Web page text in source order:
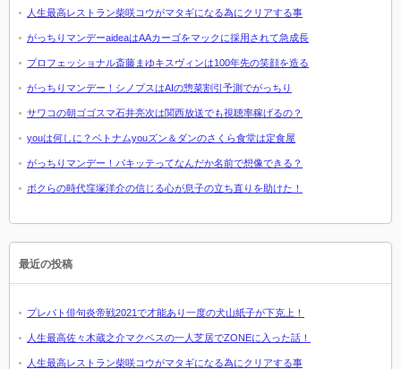
人生最高レストラン柴咲コウがマタギになる為にクリアする事
がっちりマンデーaideaはAAカーゴをマックに採用されて急成長
プロフェッショナル斎藤まゆキスヴィンは100年先の笑顔を造る
がっちりマンデー！シノプスはAIの惣菜割引予測でがっちり
サワコの朝ゴゴスマ石井亮次は関西放送でも視聴率稼げるの？
youは何しに？ベトナムyouズン＆ダンのさくら食堂は定食屋
がっちりマンデー！パキッテってなんだか名前で想像できる？
ボクらの時代窪塚洋介の信じる心が息子の立ち直りを助けた！
最近の投稿
プレバト俳句炎帝戦2021で才能あり一度の犬山紙子が下克上！
人生最高佐々木蔵之介マクベスの一人芝居でZONEに入った話！
人生最高レストラン柴咲コウがマタギになる為にクリアする事